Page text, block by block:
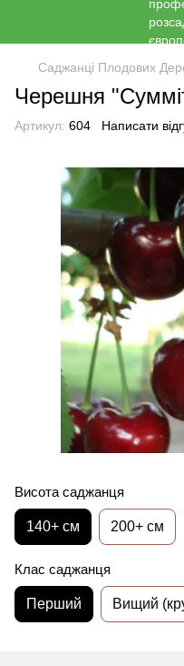
Саджанці Плодових
Черешня
Артикул: 604 Написати
Висота саджанця
140+ см 200+ см
Клас саджанця
Перший Вищий